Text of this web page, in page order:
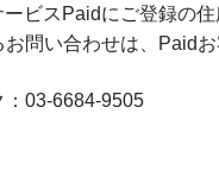
ビスPaidにご登録の住
問い合わせは、Paid
：03-6684-9505